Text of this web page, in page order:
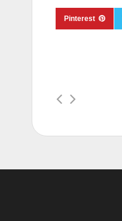
Pinterest